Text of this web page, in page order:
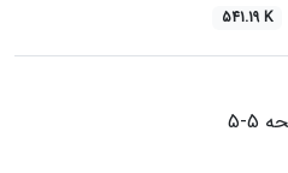
541.19 K
5-5